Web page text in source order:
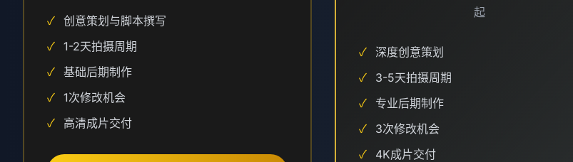
✓ 创意策划与脚本撰写
✓ 1-2天拍摄周期
✓ 基础后期制作
✓ 1次修改机会
✓
高清成片交付
起
✓
深度创意策划
✓
3-5天拍摄周期
✓
专业后期制作
✓
3次修改机会
✓
4K成片交付